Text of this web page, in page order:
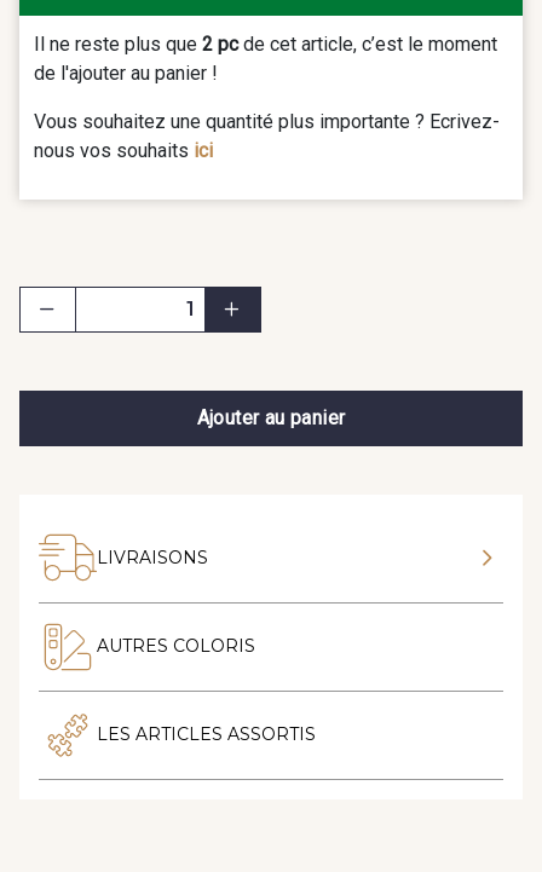
Il ne reste plus que 2 pcde cet article, c’est le moment
de l'ajouter au panier !
Vous souhaitez une quantité plus importante ? Ecrivez-
nous vos souhaits ici
Ajouter au panier
LIVRAISONS
AUTRES COLORIS
LES ARTICLES ASSORTIS